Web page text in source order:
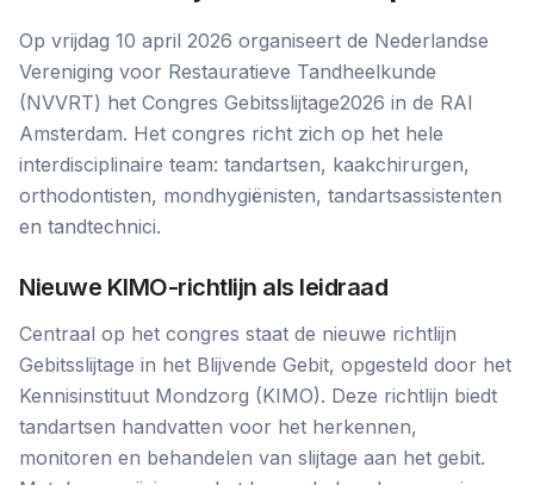
Op vrijdag 10 april 2026 organiseert de Nederlandse
Vereniging voor Restauratieve Tandheelkunde
(NVVRT) het Congres Gebitsslijtage2026 in de RAI
Amsterdam. Het congres richt zich op het hele
interdisciplinaire team: tandartsen, kaakchirurgen,
orthodontisten, mondhygiënisten, tandartsassistenten
en tandtechnici.
Nieuwe KIMO-richtlijn als leidraad
Centraal op het congres staat de nieuwe richtlijn
Gebitsslijtage in het Blijvende Gebit, opgesteld door het
Kennisinstituut Mondzorg (KIMO). Deze richtlijn biedt
tandartsen handvatten voor het herkennen,
monitoren en behandelen van slijtage aan het gebit.